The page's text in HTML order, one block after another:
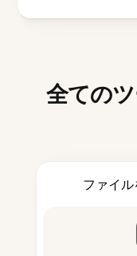
全ての
ファイ